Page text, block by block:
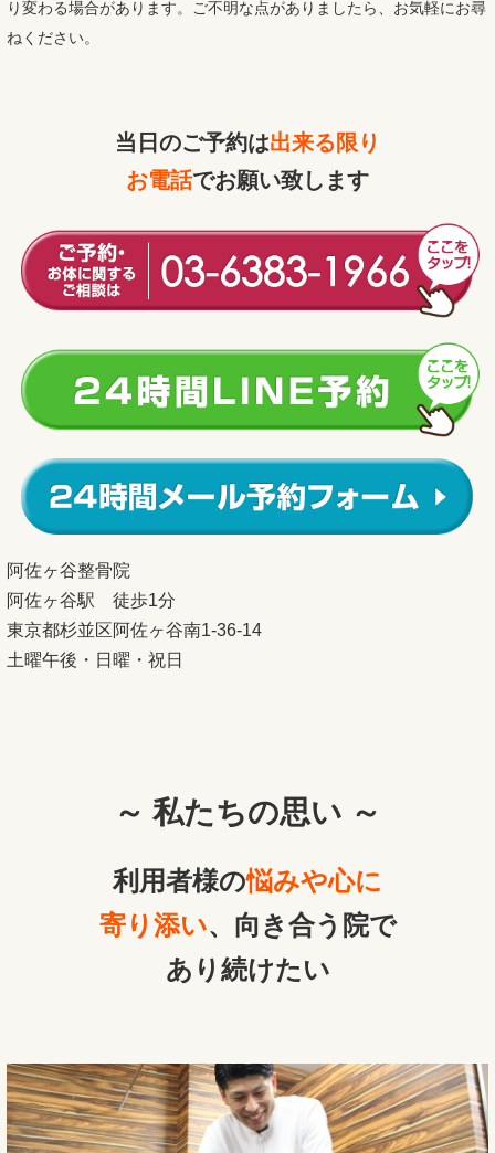
り変わる場合があります。ご不明な点がありましたら、お気軽にお尋
ねください。
当日のご予約は出来る限り
お電話でお願い致します
阿佐ヶ谷整骨院
阿佐ヶ谷駅 徒歩1分
東京都杉並区阿佐ヶ谷南1-36-14
土曜午後・日曜・祝日
～ 私たちの思い ～
利用者様の悩みや心に
寄り添い、向き合う院で
あり続けたい